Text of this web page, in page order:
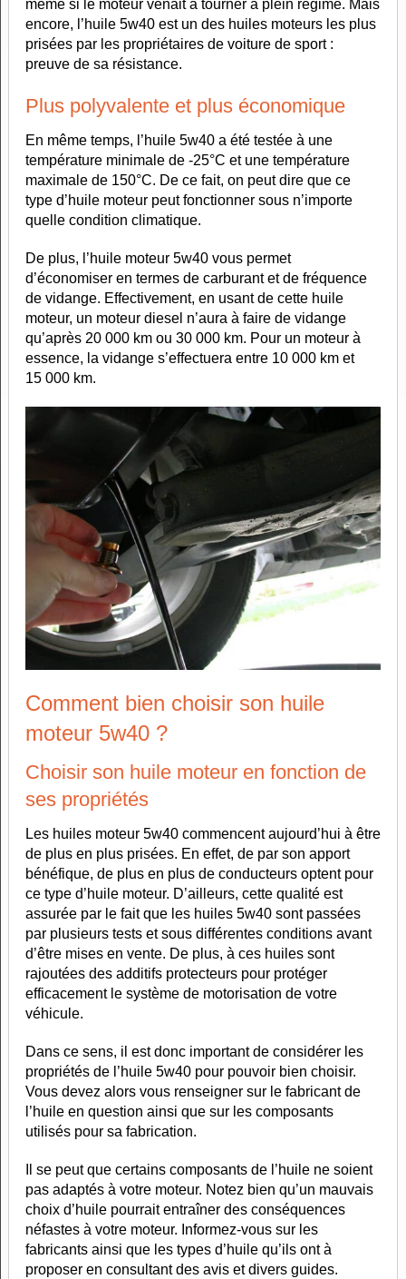
même si le moteur venait à tourner à plein régime. Mais
encore, l’huile 5w40 est un des huiles moteurs les plus
prisées par les propriétaires de voiture de sport :
preuve de sa résistance.
Plus polyvalente et plus économique
En même temps, l’huile 5w40 a été testée à une
température minimale de -25°C et une température
maximale de 150°C. De ce fait, on peut dire que ce
type d’huile moteur peut fonctionner sous n’importe
quelle condition climatique.
De plus, l’huile moteur 5w40 vous permet
d’économiser en termes de carburant et de fréquence
de vidange. Effectivement, en usant de cette huile
moteur, un moteur diesel n’aura à faire de vidange
qu’après 20 000 km ou 30 000 km. Pour un moteur à
essence, la vidange s’effectuera entre 10 000 km et
15 000 km.
Comment bien choisir son huile
moteur 5w40 ?
Choisir son huile moteur en fonction de
ses propriétés
Les huiles moteur 5w40 commencent aujourd’hui à être
de plus en plus prisées. En effet, de par son apport
bénéfique, de plus en plus de conducteurs optent pour
ce type d’huile moteur. D’ailleurs, cette qualité est
assurée par le fait que les huiles 5w40 sont passées
par plusieurs tests et sous différentes conditions avant
d’être mises en vente. De plus, à ces huiles sont
rajoutées des additifs protecteurs pour protéger
efficacement le système de motorisation de votre
véhicule.
Dans ce sens, il est donc important de considérer les
propriétés de l’huile 5w40 pour pouvoir bien choisir.
Vous devez alors vous renseigner sur le fabricant de
l’huile en question ainsi que sur les composants
utilisés pour sa fabrication.
Il se peut que certains composants de l’huile ne soient
pas adaptés à votre moteur. Notez bien qu’un mauvais
choix d’huile pourrait entraîner des conséquences
néfastes à votre moteur. Informez-vous sur les
fabricants ainsi que les types d’huile qu’ils ont à
proposer en consultant des avis et divers guides.